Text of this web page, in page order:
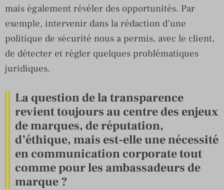
mais également révéler des opportunités. Par
exemple, intervenir dans la rédaction d’une
politique de sécurité nous a permis, avec le client,
de détecter et régler quelques problématiques
juridiques.
La question de la transparence
revient toujours au centre des enjeux
de marques, de réputation,
d’éthique, mais est-elle une nécessité
en communication corporate tout
comme pour les ambassadeurs de
marque ?